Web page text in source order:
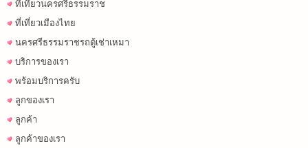
ที่เที่ยวนครศรีธรรมราช
ที่เที่ยวเมืองไทย
นครศรีธรรมราชรถตู้เช่าเหมา
บริการของเรา
พร้อมบริการครับ
ลูกของเรา
ลูกค้า
ลูกค้าของเรา